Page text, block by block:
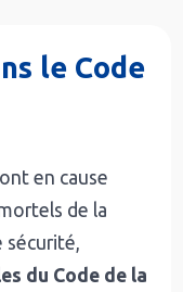
le Code
en cause
de la
sécurité,
du Code de la